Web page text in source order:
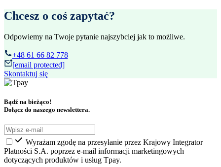
Chcesz o coś zapytać?
Odpowiemy na Twoje pytanie najszybciej jak to możliwe.
+48 61 66 82 778
[email protected]
Skontaktuj się
Bądź na bieżąco!
Dołącz do naszego newslettera.
Wyrażam zgodę na przesyłanie przez Krajowy Integrator
Płatności S.A. poprzez e-mail informacji marketingowych
dotyczących produktów i usług Tpay.